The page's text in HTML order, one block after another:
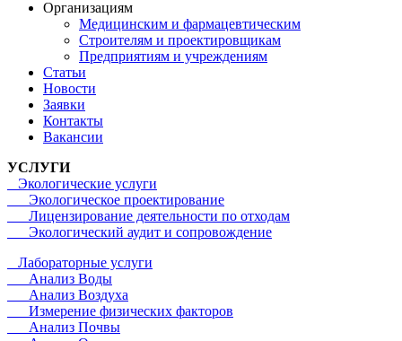
Организациям
Медицинским и фармацевтическим
Строителям и проектировщикам
Предприятиям и учреждениям
Статьи
Новости
Заявки
Контакты
Вакансии
УСЛУГИ
Экологические услуги
Экологическое проектирование
Лицензирование деятельности по отходам
Экологический аудит и сопровождение
Лабораторные услуги
Анализ Воды
Анализ Воздуха
Измерение физических факторов
Анализ Почвы